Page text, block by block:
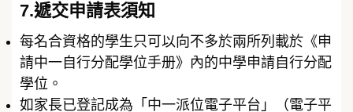
7.遞交申請表須知
每名合資格的學生只可以向不多於兩所列載於《申
請中一自行分配學位手册》內的中學申請自行分配
學位。
如家長已登記成為「中一派位電子平台」（電子平